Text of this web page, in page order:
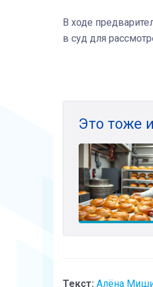
В ходе
в суд для
Это тоже
Текст: Алёна